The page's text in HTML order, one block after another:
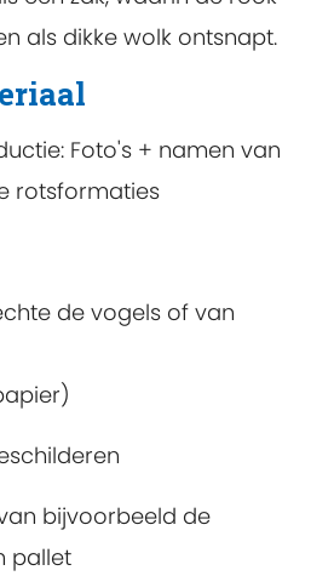
als dikke wolk ontsnapt.
Foto's + namen van
rotsformaties
de vogels of van
bijvoorbeeld de
pallet